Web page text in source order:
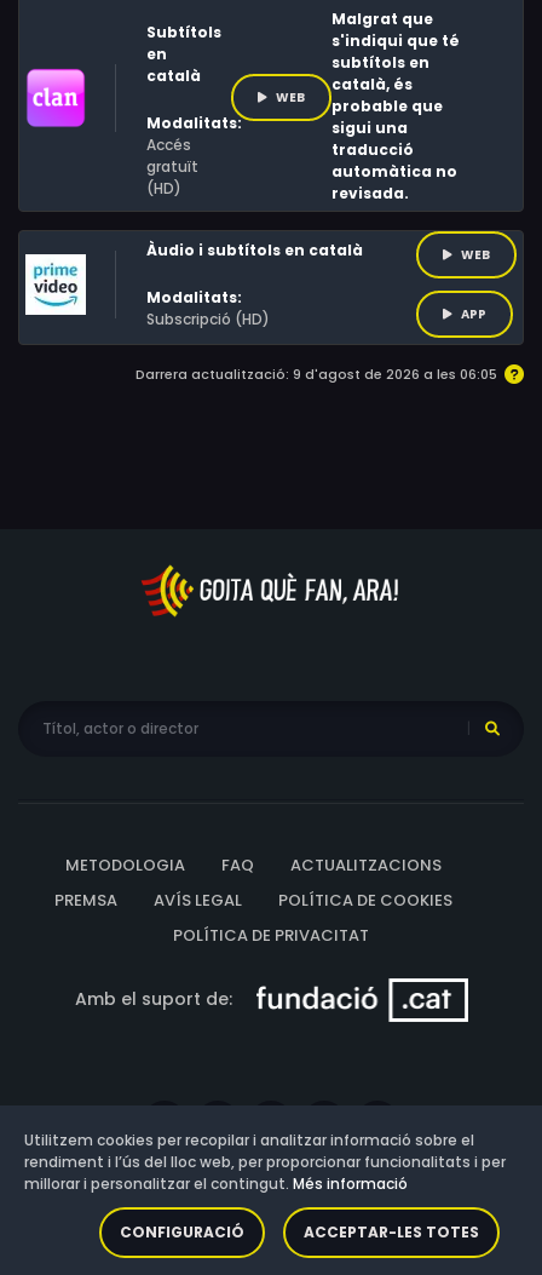
Subtítols
en
català
Modalitats:
Accés
gratuït
(HD)
WEB
Malgrat que
s'indiqui que té
subtítols en
català, és
probable que
sigui una
traducció
automàtica no
revisada.
Àudio i subtítols en català
Modalitats:
Subscripció (HD)
WEB
APP
Darrera actualització: 9 d'agost de 2026 a les 06:05
METODOLOGIA FAQ
ACTUALITZACIONS
PREMSA
AVÍS LEGAL
POLÍTICA DE COOKIES
POLÍTICA DE PRIVACITAT
Amb el suport de:
Versió: 3.13.0.202607011342
Utilitzem cookies per recopilar i analitzar informació sobre el
rendiment i l’ús del lloc web, per proporcionar funcionalitats i per
millorar i personalitzar el contingut. Més informació
CONFIGURACIÓ ACCEPTAR-LES TOTES